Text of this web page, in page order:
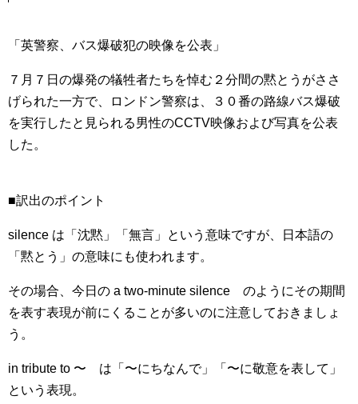
「英警察、バス爆破犯の映像を公表」
７月７日の爆発の犠牲者たちを悼む２分間の黙とうがささ
げられた一方で、ロンドン警察は、３０番の路線バス爆破
を実行したと見られる男性のCCTV映像および写真を公表
した。
■訳出のポイント
silence は「沈黙」「無言」という意味ですが、日本語の
「黙とう」の意味にも使われます。
その場合、今日の a two-minute silence のようにその期間
を表す表現が前にくることが多いのに注意しておきましょ
う。
in tribute to 〜 は「〜にちなんで」「〜に敬意を表して」
という表現。